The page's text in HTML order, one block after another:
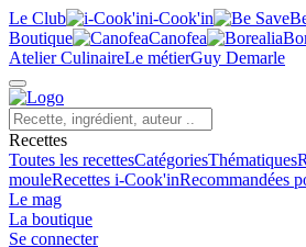
Le Club i-Cook'in
Boutique
Canofea
Atelier CulinaireLe métierGuy Demarle
Recettes
Toutes les recettesCatégoriesThématiques
mouleRecettes i-Cook'inRecommandées
Le mag
La boutique
Se connecter